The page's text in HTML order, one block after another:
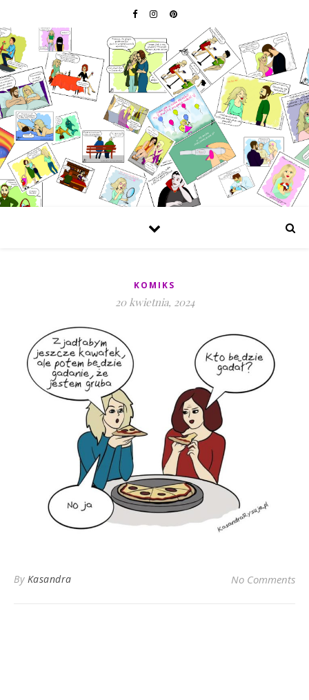
KOMIKS
20 kwietnia, 2024
By Kasandra No Comments